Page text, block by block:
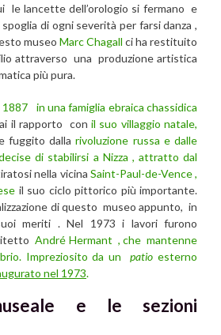
le lancette dell’orologio si fermano e
di ogni severità per farsi danza ,
museo Marc Chagall ci ha restituito
attraverso una produzione artistica
più pura.
1887
in una famiglia ebraica chassidica
il rapporto conil suo villaggio natale,
fuggito dallarivoluzione russa e dalle
di stabilirsi a Nizza , attratto dal
nella vicina Saint-Paul-de-Vence ,
il suo ciclo pittorico più importante.
di questo museo appunto, in
meriti . Nel 1973 i lavori furono
André Hermant , che mantenne
Impreziosito da unpatio esterno
nel 1973.
e le sezioni